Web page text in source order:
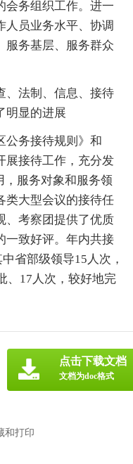
会务组织工作。进一
人员业务水平、协调
服务基层、服务群众
法制、信息、接待
明显的进展
务接待规则》和
接待工作，充分发
，服务对象和服务领
类大型会议的接待任
、考察团提供了优质
一致好评。年内共接
省部级领导15人次，
、17人次，较好地完
和打印
点击下载文档
文档为doc格式